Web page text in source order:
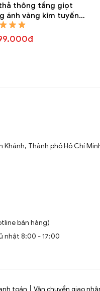
thông tầng giọt
ánh vàng kim tuyến
6830A
Khánh, Thành phố Hồ Chí
bán hàng)
nhật 8:00 - 17:00
toán Vận chuyển giao